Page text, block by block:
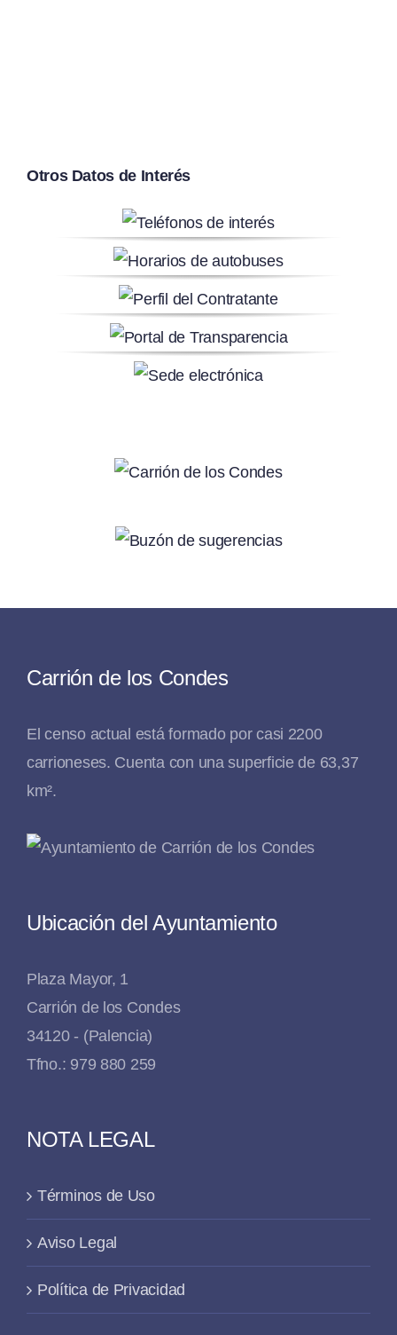
Otros Datos de Interés
Carrión de los Condes
El censo actual está formado por casi 2200
carrioneses. Cuenta con una superficie de 63,37
km².
Ubicación del Ayuntamiento
Plaza Mayor, 1
Carrión de los Condes
34120 - (Palencia)
Tfno.: 979 880 259
NOTA LEGAL
Términos de Uso
Aviso Legal
Política de Privacidad